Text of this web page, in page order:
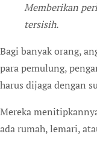
Memberikan
tersisih.
Bagi banyak orang,
para pemulung,
harus dijaga dengan
Mereka
ada rumah, lemari,